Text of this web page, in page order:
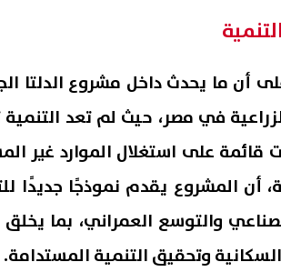
أن ما يحدث داخل مشروع الدلتا
في مصر، حيث لم تعد
قائمة على استغلال الموارد غير
المشروع يقدم نموذجًا جديدًا
والتوسع العمراني، بما
وتحقيق التنمية المستدامة.